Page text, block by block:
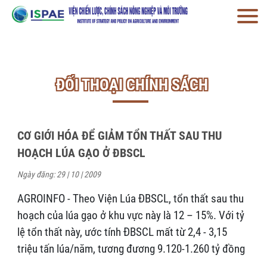
ĐỐI THOẠI CHÍNH SÁCH
CƠ GIỚI HÓA ĐỂ GIẢM TỔN THẤT SAU THU
HOẠCH LÚA GẠO Ở ĐBSCL
Ngày đăng: 29 | 10 | 2009
AGROINFO - Theo Viện Lúa ĐBSCL, tổn thất sau thu
hoạch của lúa gạo ở khu vực này là 12 – 15%. Với tỷ
lệ tổn thất này, ước tính ĐBSCL mất từ 2,4 - 3,15
triệu tấn lúa/năm, tương đương 9.120-1.260 tỷ đồng